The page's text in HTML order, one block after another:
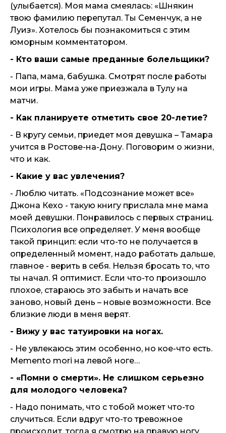
(улыбается). Моя мама смеялась: «Шнякин
твою фамилию перепутал. Ты Семенчук, а не
Луиз». Хотелось бы познакомиться с этим
юморным комментатором.
- Кто ваши самые преданные болельщики?
- Папа, мама, бабушка. Смотрят после работы
мои игры. Мама уже приезжала в Тулу на
матчи.
- Как планируете отметить свое 20-летие?
- В кругу семьи, приедет моя девушка – Тамара
учится в Ростове-на-Дону. Поговорим о жизни,
что и как.
- Какие у вас увлечения?
- Люблю читать. «Подсознание может все»
Джона Кехо - такую книгу прислала мне мама
моей девушки. Понравилось с первых страниц.
Психология все определяет. У меня вообще
такой принцип: если что-то не получается в
определенный момент, надо работать дальше,
главное - верить в себя. Нельзя бросать то, что
ты начал. Я оптимист. Если что-то произошло
плохое, стараюсь это забыть и начать все
заново, новый день – новые возможности. Все
близкие люди в меня верят.
- Вижу у вас татуировки на ногах.
- Не увлекаюсь этим особенно, но кое-что есть.
Memento mori на левой ноге…
- «Помни о смерти». Не слишком серьезно
для молодого человека?
- Надо понимать, что с тобой может что-то
случиться. Если вдруг что-то тревожное